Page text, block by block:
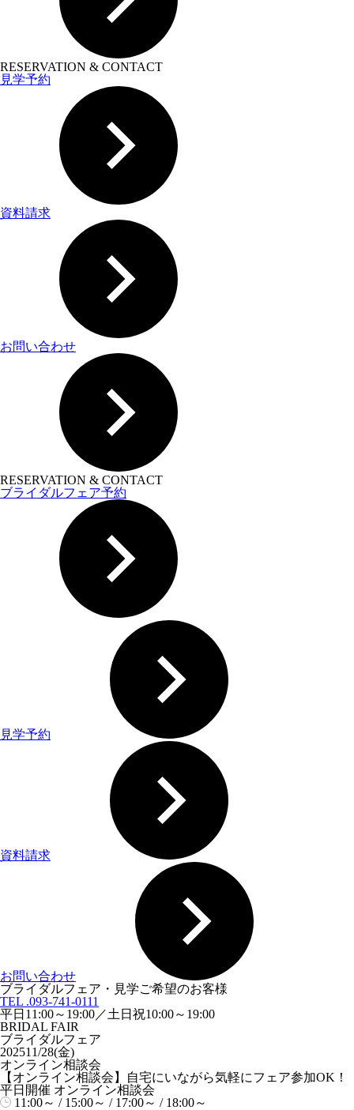
RESERVATION & CONTACT
見学予約
資料請求
お問い合わせ
RESERVATION & CONTACT
ブライダルフェア予約
見学予約
資料請求
お問い合わせ
ブライダルフェア・見学ご希望のお客様
TEL .093-741-0111
平日11:00～19:00／土日祝10:00～19:00
BRIDAL FAIR
ブライダルフェア
202511/28(金)
オンライン相談会
【オンライン相談会】自宅にいながら気軽にフェア参加OK！
平日開催 オンライン相談会
11:00～ / 15:00～ / 17:00～ / 18:00～